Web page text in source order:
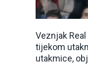
Veznjak
tijekom
utakmice,